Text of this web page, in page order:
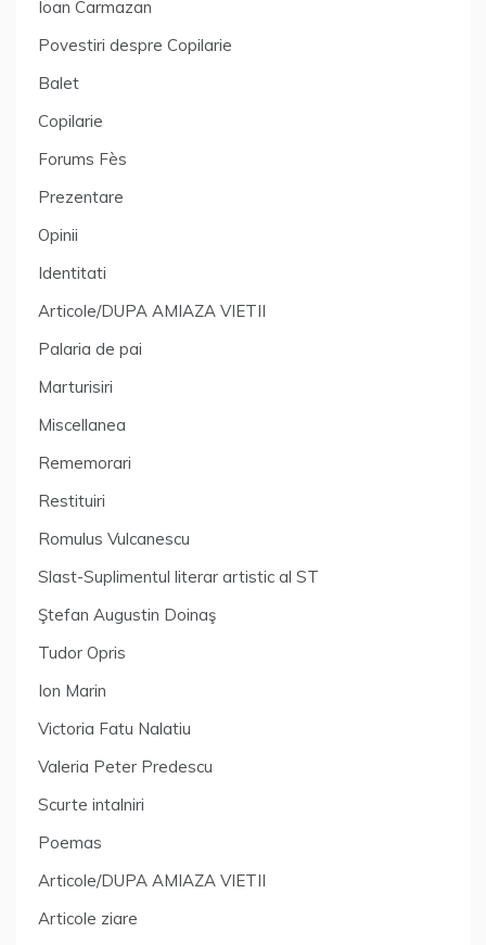
Ioan Carmazan
Povestiri despre Copilarie
Balet
Copilarie
Forums Fès
Prezentare
Opinii
Identitati
Articole/DUPA AMIAZA VIETII
Palaria de pai
Marturisiri
Miscellanea
Rememorari
Restituiri
Romulus Vulcanescu
Slast-Suplimentul literar artistic al ST
Ştefan Augustin Doinaş
Tudor Opris
Ion Marin
Victoria Fatu Nalatiu
Valeria Peter Predescu
Scurte intalniri
Poemas
Articole/DUPA AMIAZA VIETII
Articole ziare